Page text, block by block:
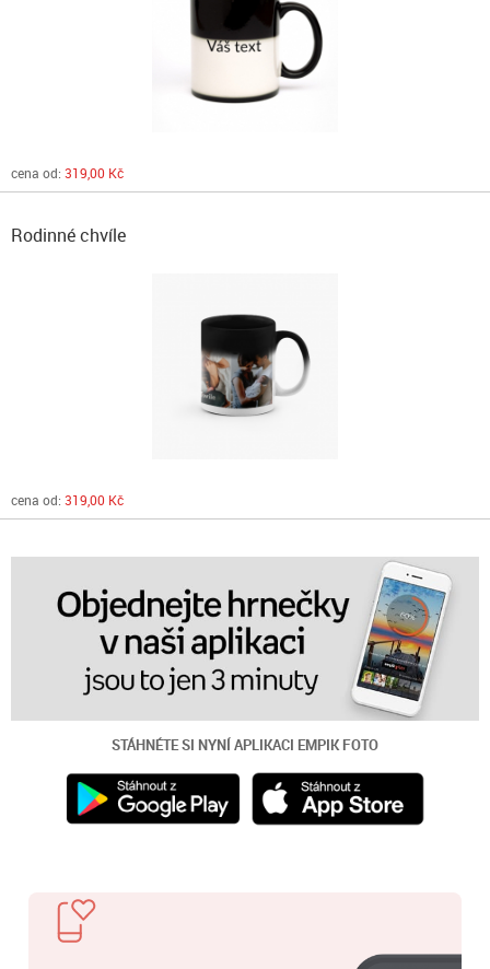
cena od: 319,00 Kč
Rodinné chvíle
cena od: 319,00 Kč
STÁHNÉTE SI NYNÍ APLIKACI EMPIK FOTO